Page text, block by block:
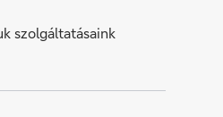
szolgáltatásaink